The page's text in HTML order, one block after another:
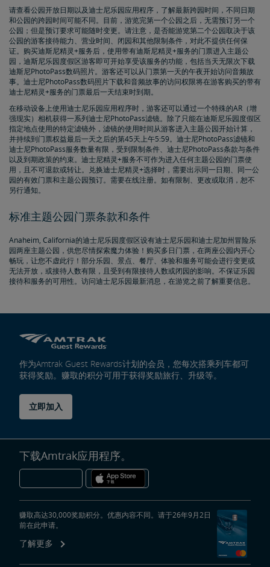
请查看公园开放日期以及迪士尼乐园应用程序，了解最新跨园时间，不同日期
和公园的跨园时间可能不同。目前，游览完第一个公园之后，无需预订另一个
公园；但是预订要求可能随时变更。请注意，是否能游览第二个公园取决于该
公园的游客接待能力、营业时间、闭园和其他限制条件，对此不提供任何保
证。购买迪斯尼精灵+服务后，使用带有迪斯尼精灵+服务的门票进入主题公
园，迪斯尼乐园度假区游客即可开始享受该服务的功能，包括当天无限次下载
迪斯尼PhotoPass数码照片。游客还可以从门票第一天的午夜开始访问音频故
事。迪士尼PhotoPass数码照片下载和音频故事的访问权限将在游客购买的带有
迪士尼精灵+服务的门票最后一天结束时到期。
在移动设备上使用迪士尼乐园应用程序时，游客还可以通过一个特殊的AR（增
强现实）相机获得一系列迪士尼PhotoPass滤镜。除了只能在迪斯尼乐园度假区
指定地点使用的特定滤镜外，滤镜的使用时间从游客进入主题公园开始计算，
并持续到门票权益最后一天之后的第45天上午5:59。迪士尼PhotoPass滤镜和
迪士尼PhotoPass服务数量有限，受到限制条件、迪士尼PhotoPass条款与条件
以及到期政策的约束。迪士尼精灵+服务不可作为进入任何主题公园的门票使
用，且不可退款或转让。兑换迪士尼精灵+选择时，需要出示同一日期、同一公
园的有效门票和主题公园预订。需要在线注册。如有限制、更改或取消，恕不
另行通知。
标准主题公园门票条款和条件
Anaheim, California的迪士尼乐园度假区设有迪士尼乐园和迪士尼加州冒险乐
园两座主题公园，供您尽情探索魔力体验！购买多日门票，在两座公园内开心
畅玩，让您不虚此行！部分乐园、景点、餐厅、体验和服务可能会进行变更或
无法开放，或接待人数有限，且受到有限接待人数或闭园的影响。不保证乐园
接待和服务的可用性。访问迪士尼乐园最新消息，在游览之前了解重要信息。
作为Amtrak Guest Rewards计划的会员，您每次搭乘列车都可
获得奖励。赚取的积分可用于获得奖励旅行、升级等。
立即加入
下载Amtrak应用程序。
赚取高达30,000奖励积分。优惠内容不同。请于26年9月2日
前在此申请。
了解更多